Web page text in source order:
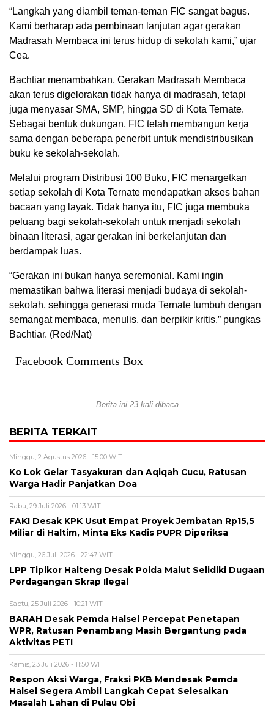
“Langkah yang diambil teman-teman FIC sangat bagus.
Kami berharap ada pembinaan lanjutan agar gerakan
Madrasah Membaca ini terus hidup di sekolah kami,” ujar
Cea.
Bachtiar menambahkan, Gerakan Madrasah Membaca
akan terus digelorakan tidak hanya di madrasah, tetapi
juga menyasar SMA, SMP, hingga SD di Kota Ternate.
Sebagai bentuk dukungan, FIC telah membangun kerja
sama dengan beberapa penerbit untuk mendistribusikan
buku ke sekolah-sekolah.
Melalui program Distribusi 100 Buku, FIC menargetkan
setiap sekolah di Kota Ternate mendapatkan akses bahan
bacaan yang layak. Tidak hanya itu, FIC juga membuka
peluang bagi sekolah-sekolah untuk menjadi sekolah
binaan literasi, agar gerakan ini berkelanjutan dan
berdampak luas.
“Gerakan ini bukan hanya seremonial. Kami ingin
memastikan bahwa literasi menjadi budaya di sekolah-
sekolah, sehingga generasi muda Ternate tumbuh dengan
semangat membaca, menulis, dan berpikir kritis,” pungkas
Bachtiar. (Red/Nat)
Facebook Comments Box
Berita ini 23 kali dibaca
BERITA TERKAIT
Minggu, 2 Agustus 2026 - 15:00 WIT
Ko Lok Gelar Tasyakuran dan Aqiqah Cucu, Ratusan
Warga Hadir Panjatkan Doa
Rabu, 29 Juli 2026 - 01:13 WIT
FAKI Desak KPK Usut Empat Proyek Jembatan Rp15,5
Miliar di Haltim, Minta Eks Kadis PUPR Diperiksa
Minggu, 26 Juli 2026 - 22:47 WIT
LPP Tipikor Halteng Desak Polda Malut Selidiki Dugaan
Perdagangan Skrap Ilegal
Sabtu, 25 Juli 2026 - 10:21 WIT
BARAH Desak Pemda Halsel Percepat Penetapan
WPR, Ratusan Penambang Masih Bergantung pada
Aktivitas PETI
Kamis, 23 Juli 2026 - 11:50 WIT
Respon Aksi Warga, Fraksi PKB Mendesak Pemda
Halsel Segera Ambil Langkah Cepat Selesaikan
Masalah Lahan di Pulau Obi